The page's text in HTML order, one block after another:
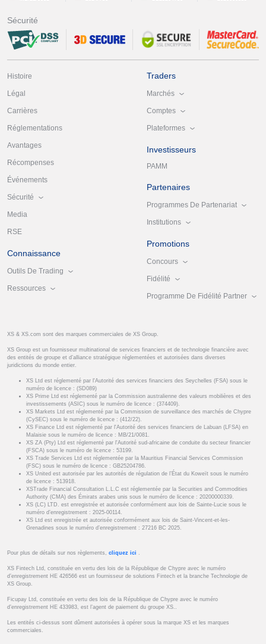
Sécurité
Histoire
Légal
Carrières
Réglementations
Avantages
Récompenses
Événements
Sécurité
Media
RSE
Connaissance
Outils De Trading
Ressources
Traders
Marchés
Comptes
Plateformes
Investisseurs
PAMM
Partenaires
Programmes De Partenariat
Institutions
Promotions
Concours
Fidélité
Programme De Fidélité Partner
XS & XS.com sont des marques commerciales de XS Group.
XS Group est un fournisseur multinational de services financiers et de technologie financière avec
des entités de groupe et d’alliance stratégique réglementées et autorisées dans diverses
juridictions du monde entier.
XS Ltd est réglementé par l'Autorité des services financiers des Seychelles (FSA) sous le
numéro de licence : (SD089)
XS Prime Ltd est réglementé par la Commission australienne des valeurs mobilières et des
investissements (ASIC) sous le numéro de licence : (374409).
XS Markets Ltd est réglementé par la Commission de surveillance des marchés de Chypre
(CySEC) sous le numéro de licence : (412/22).
XS Finance Ltd est réglementé par l'Autorité des services financiers de Labuan (LFSA) en
Malaisie sous le numéro de licence : MB/21/0081.
XS ZA (Pty) Ltd est réglementé par l'Autorité sud-africaine de conduite du secteur financier
(FSCA) sous le numéro de licence : 53199.
XS Trade Services Ltd est réglementée par la Mauritius Financial Services Commission
(FSC) sous le numéro de licence : GB25204786.
XS United est autorisée par les autorités de régulation de l’État du Koweït sous le numéro
de licence : 513918.
XSTrade Financial Consultation L.L.C est réglementée par la Securities and Commodities
Authority (CMA) des Émirats arabes unis sous le numéro de licence : 20200000339.
XS (LC) LTD. est enregistrée et autorisée conformément aux lois de Sainte-Lucie sous le
numéro d’enregistrement : 2025-00114.
XS Ltd est enregistrée et autorisée conformément aux lois de Saint-Vincent-et-les-
Grenadines sous le numéro d’enregistrement : 27216 BC 2025.
Pour plus de détails sur nos règlements, cliquez ici .
XS Fintech Ltd, constituée en vertu des lois de la République de Chypre avec le numéro
d’enregistrement HE 426566 est un fournisseur de solutions Fintech et la branche Technologie de
XS Group.
Ficupay Ltd, constituée en vertu des lois de la République de Chypre avec le numéro
d’enregistrement HE 433983, est l’agent de paiement du groupe XS..
Les entités ci-dessus sont dûment autorisées à opérer sous la marque XS et les marques
commerciales.